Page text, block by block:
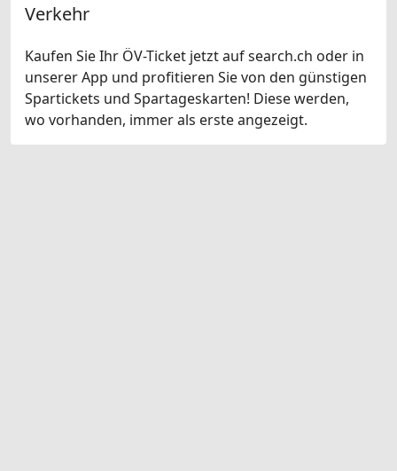
Verkehr
Kaufen Sie Ihr ÖV-Ticket jetzt auf search.ch oder in
unserer App und profitieren Sie von den günstigen
Spartickets und Spartageskarten! Diese werden,
wo vorhanden, immer als erste angezeigt.